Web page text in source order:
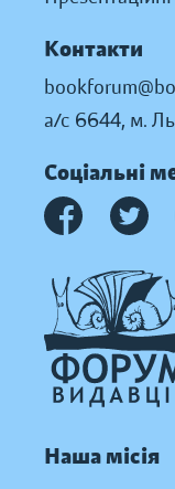
Контакти
а/с 6644, м.
Соціальні
Наша місія